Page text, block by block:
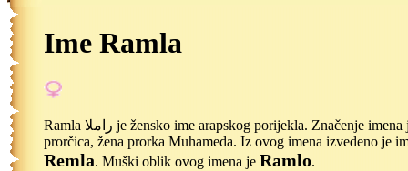
Ime Ramla
Ramla راملا je žensko ime arapskog porijekla. Značenje imena je
prorčica, žena prorka Muhameda. Iz ovog imena izvedeno je
Remla. Muški oblik ovog imena je Ramlo.